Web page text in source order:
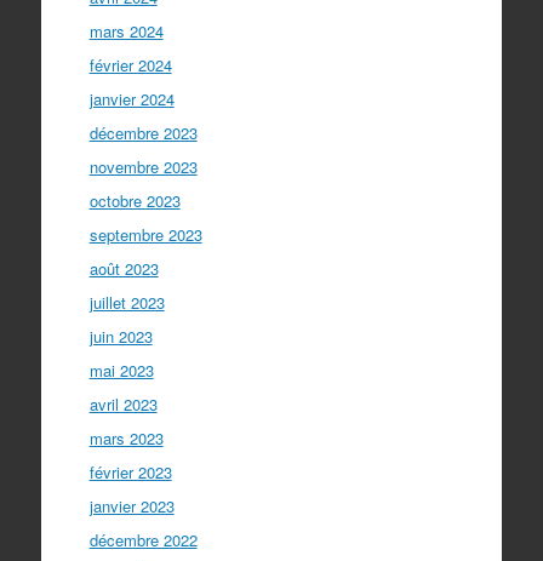
mars 2024
février 2024
janvier 2024
décembre 2023
novembre 2023
octobre 2023
septembre 2023
août 2023
juillet 2023
juin 2023
mai 2023
avril 2023
mars 2023
février 2023
janvier 2023
décembre 2022